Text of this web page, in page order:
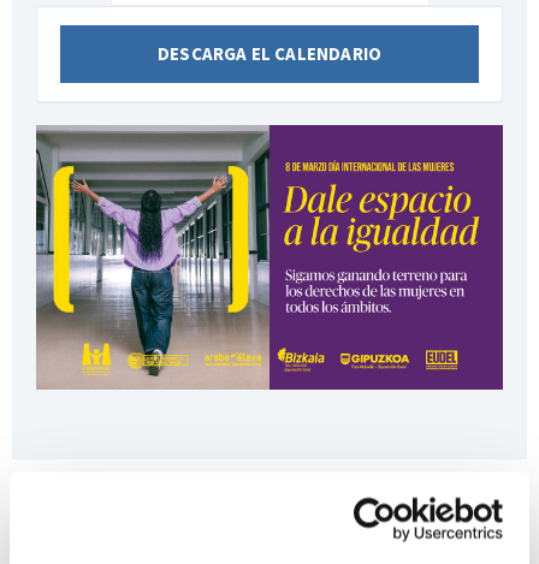
DESCARGA EL CALENDARIO
Eventos relacionados